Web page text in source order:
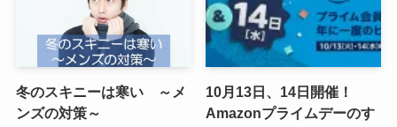
冬のスキニーは寒い ～メ
ンズの対策～
10月13日、14日開催！
Amazonプライムデーのす